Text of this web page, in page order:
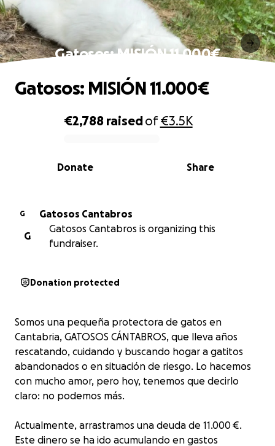
Gatosos: MISIÓN 11.000€
0% complete
€2,788 raisedof€3.5K
Share
Donate
Gatosos: MISIÓN 11.000€
G
Gatosos Cantabros
G
Gatosos Cantabros is organizing this
fundraiser.
Donation protected
Somos una pequeña protectora de gatos en
Cantabria, GATOSOS CÁNTABROS, que lleva años
rescatando, cuidando y buscando hogar a gatitos
abandonados o en situación de riesgo. Lo hacemos
con mucho amor, pero hoy, tenemos que decirlo
claro: no podemos más.
Actualmente, arrastramos una deuda de 11.000 €.
Este dinero se ha ido acumulando en gastos